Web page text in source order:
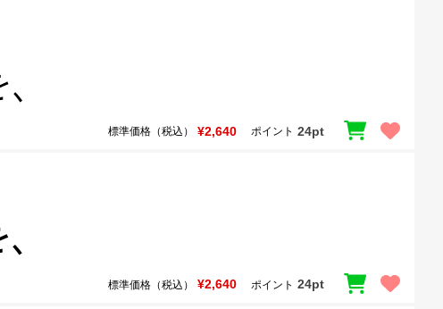
標準価格（税込） ¥2,640 ポイント 24pt
標準価格（税込） ¥2,640 ポイント 24pt